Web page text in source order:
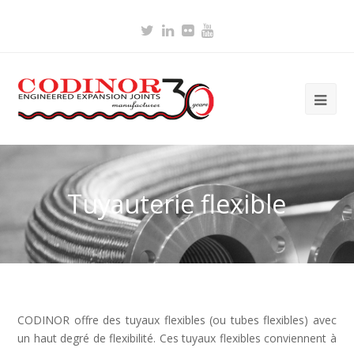
Twitter
LinkedIn
FlickrYoutube
Tuyauterie flexible
CODINOR offre des tuyaux flexibles (ou tubes flexibles) avec
un haut degré de flexibilité. Ces tuyaux flexibles conviennent à